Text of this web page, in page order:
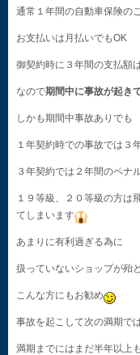
通常１年間の自動車保険の
お支払いは月払いでもOK
御契約時に３年間の支払額
なので期間中に事故が起き
しかも期間中事故ありでも
１年契約時での事故では３
３年契約では２年間のペナ
１９等級、２０等級の方は
てしまいます
あまりに有利過ぎる為に
扱っていないショップが殆
こんな方にもお勧め
事故を起こして次の満期で
満期までにはまだ半年以上